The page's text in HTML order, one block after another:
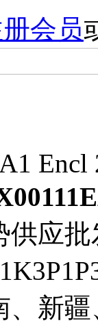
会员
Encl
供应批
、新